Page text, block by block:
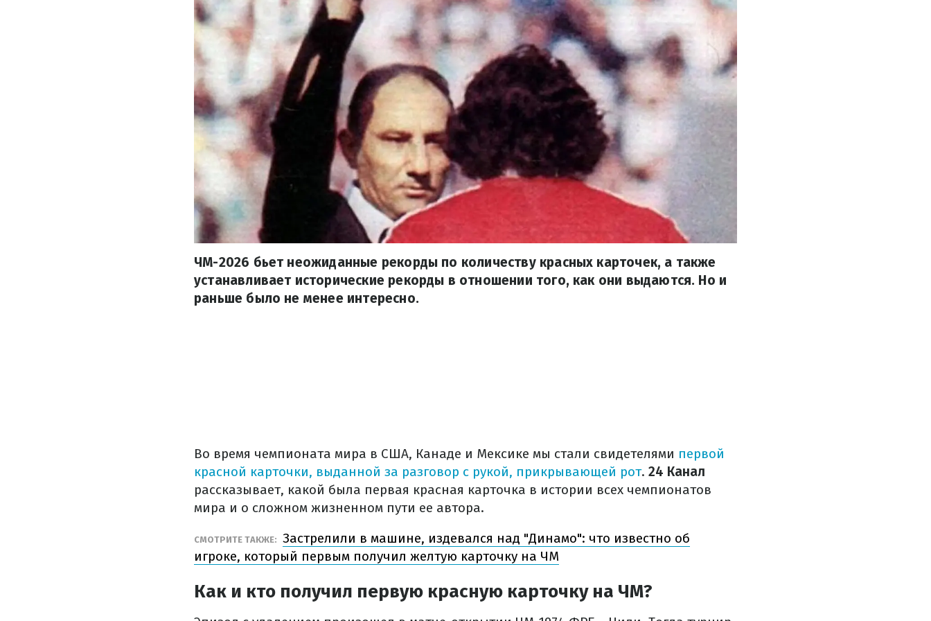
ЧМ-2026 бьет неожиданные рекорды по количеству красных карточек, а также
устанавливает исторические рекорды в отношении того, как они выдаются. Но и
раньше было не менее интересно.
Во время чемпионата мира в США, Канаде и Мексике мы стали свидетелями первой
красной карточки, выданной за разговор с рукой, прикрывающей рот. 24 Канал
рассказывает, какой была первая красная карточка в истории всех чемпионатов
мира и о сложном жизненном пути ее автора.
СМОТРИТЕ ТАКЖЕ: Застрелили в машине, издевался над "Динамо": что известно об
игроке, который первым получил желтую карточку на ЧМ
Как и кто получил первую красную карточку на ЧМ?